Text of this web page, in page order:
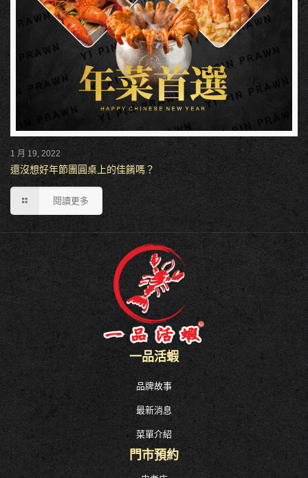
1 月 19, 2022
還沒想好年節團圓桌上的佳餚嗎？
閱讀更多
一品活蝦
品牌故事
最新消息
菜單介紹
門市預約